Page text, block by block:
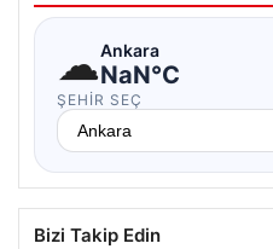
☁Ankara
NaN°C
ŞEHIR SEÇ
Bizi Takip Edin